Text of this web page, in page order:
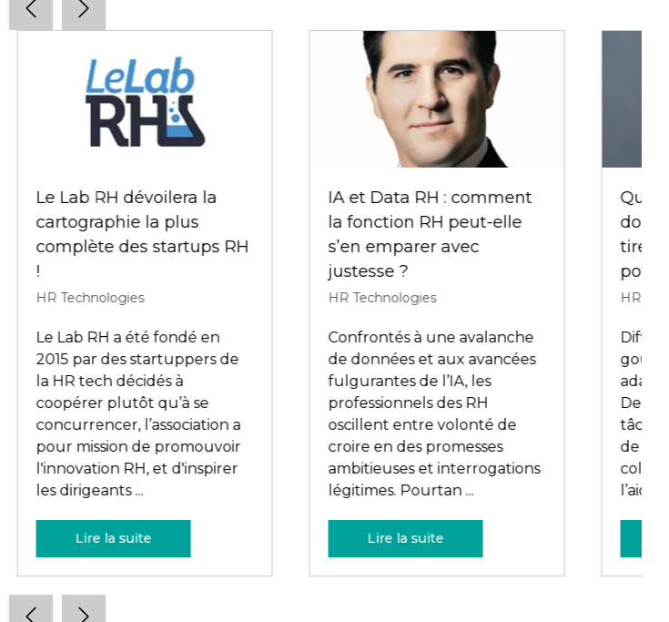
-
HR Technologies France :
aujourd’hui - Vianney
Thomas et Thomas
Chardin en interview !
Thomas et Thomas Chardin,
co-créateurs de HR
Technologies France,
expliquent pourquoi cet
évènement est bien plus
qu’un simple salon : un
véritable espace d’échange,
d’in ...
Lire la suite
HR Technologies France
2025 : l’inattendu, c’est
maintenant ! Décideurs
RH, êtes-vous prêts ?
HR Technologies
Un thème audacieux pour
une ère nouvelle. HR
Technologies France 2025
vous invite, professionnels des
RH, à explorer votre fonction
sous un angle différent, où
l’inattendu technologique,
socio-économi ...
Lire la suite